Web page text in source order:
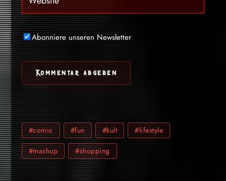
Abonniere unseren Newsletter
#comic #fun #kult #lifestyle
#mashup #shopping